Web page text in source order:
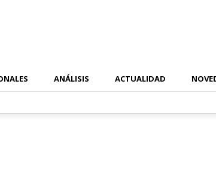
ANÁLISIS ACTUALIDAD